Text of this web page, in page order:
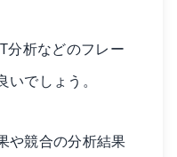
分析などのフレー
でしょう。
や競合の分析結果